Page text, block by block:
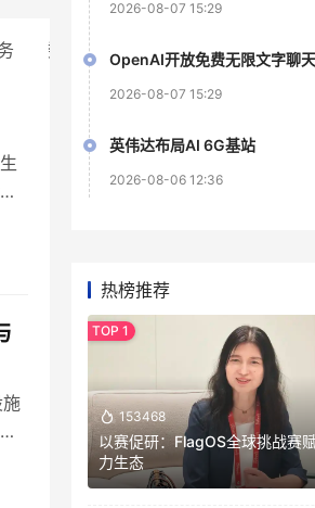
数字化转型 业界动态
2026-08-07 15:29
OpenAI开放免费无限文字聊天
2026-08-07 15:29
英伟达布局AI 6G基站
2026-08-06 12:36
热榜推荐
153468
以赛促研：FlagOS全球挑战赛
力生态